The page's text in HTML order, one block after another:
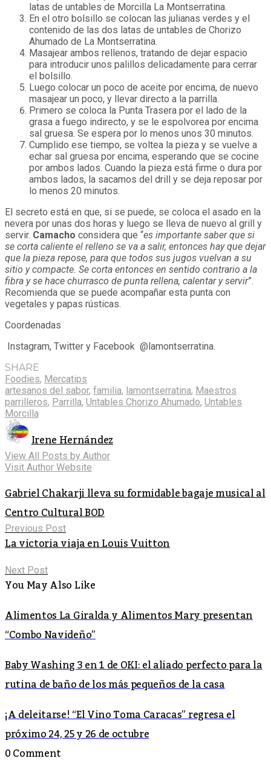
latas de untables de Morcilla La Montserratina.
En el otro bolsillo se colocan las julianas verdes y el
contenido de las dos latas de untables de Chorizo
Ahumado de La Montserratina.
Masajear ambos rellenos, tratando de dejar espacio
para introducir unos palillos delicadamente para cerrar
el bolsillo.
Luego colocar un poco de aceite por encima, de nuevo
masajear un poco, y llevar directo a la parrilla.
Primero se coloca la Punta Trasera por el lado de la
grasa a fuego indirecto, y se le espolvorea por encima
sal gruesa. Se espera por lo menos unos 30 minutos.
Cumplido ese tiempo, se voltea la pieza y se vuelve a
echar sal gruesa por encima, esperando que se cocine
por ambos lados. Cuando la pieza está firme o dura por
ambos lados, la sacamos del drill y se deja reposar por
lo menos 20 minutos.
El secreto está en que, si se puede, se coloca el asado en la
nevera por unas dos horas y luego se lleva de nuevo al grill y
servir. Camacho considera que “es importante saber que si
se corta caliente el relleno se va a salir, entonces hay que dejar
que la pieza repose, para que todos sus jugos vuelvan a su
sitio y compacte. Se corta entonces en sentido contrario a la
fibra y se hace churrasco de punta rellena, calentar y servir”.
Recomienda que se puede acompañar esta punta con
vegetales y papas rústicas.
Coordenadas
Instagram, Twitter y Facebook @lamontserratina.
SHARE
Foodies, Mercatips
artesanos del sabor, familia, lamontserratina, Maestros
parrilleros, Parrilla, Untables Chorizo Ahumado, Untables
Morcilla
Irene Hernández
View All Posts by Author
Visit Author Website
Gabriel Chakarji lleva su formidable bagaje musical al
Centro Cultural BOD
Previous Post
La victoria viaja en Louis Vuitton
Next Post
You May Also Like
Alimentos La Giralda y Alimentos Mary presentan
“Combo Navideño”
Baby Washing 3 en 1 de OKI: el aliado perfecto para la
rutina de baño de los más pequeños de la casa
¡A deleitarse! “El Vino Toma Caracas” regresa el
próximo 24, 25 y 26 de octubre
0 Comment